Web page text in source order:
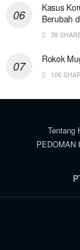
Kasus
Berubah
39
Rokok
106
Tentang
PEDOMAN